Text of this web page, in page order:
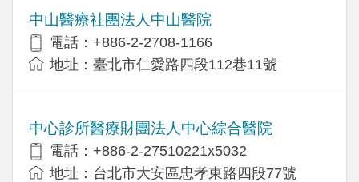
中山醫療社團法人中山醫院
電話：+886-2-2708-1166
地址：臺北市仁愛路四段112巷11號
中心診所醫療財團法人中心綜合醫院
電話：+886-2-27510221x5032
地址：台北市大安區忠孝東路四段77號